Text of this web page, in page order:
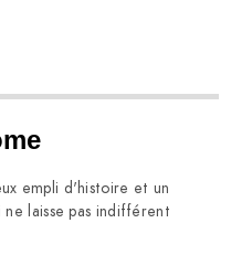
empli d'histoire et un
laisse pas indifférent